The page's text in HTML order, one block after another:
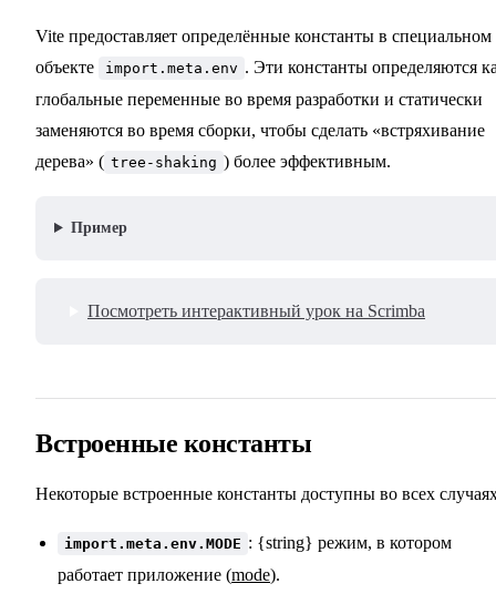
Vite предоставляет определённые константы в специальном
объекте
import.meta.env . Эти константы определяются
глобальные переменные во время разработки и статически
заменяются во время сборки, чтобы сделать «встряхивание
дерева» ( tree-shaking ) более эффективным.
Пример
Посмотреть интерактивный урок на Scrimba
Встроенные константы
Некоторые встроенные константы доступны во всех
import.meta.env.MODE : {string} режим, в котором
работает приложение (mode).